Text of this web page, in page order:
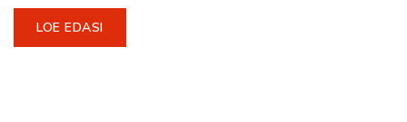
LOE EDASI